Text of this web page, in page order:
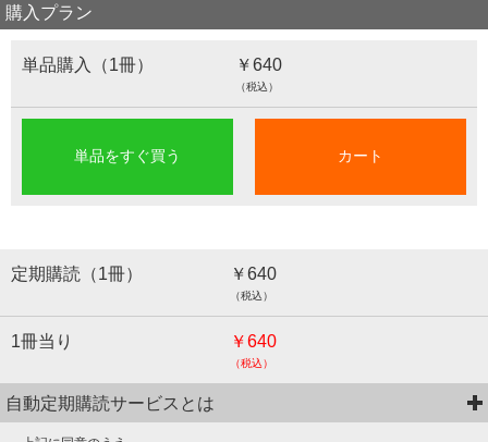
購入プラン
単品購入（1冊） ￥640
（税込）
単品をすぐ買う カート
定期購読（1冊） ￥640
（税込）
1冊当り ￥640
（税込）
自動定期購読サービスとは